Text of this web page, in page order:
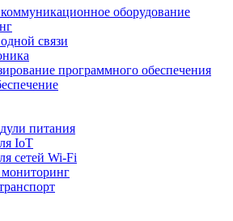
оборудование
связи
программного обеспечения
питания
IoT
сетей Wi-Fi